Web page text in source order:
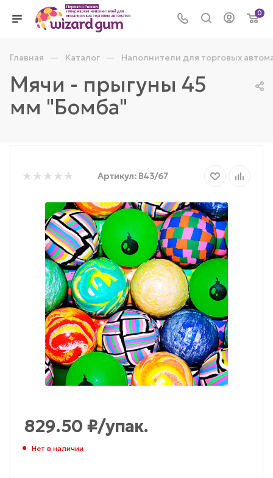
0
Главная — Каталог — Наполнители для торговых
Мячи - прыгуны 45
мм "Бомба"
Артикул: B43/67
829.50 ₽/упак.
Нет в наличии